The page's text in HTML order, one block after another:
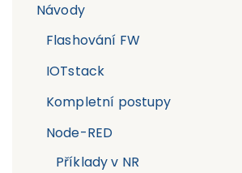
Návody
Flashování FW
IOTstack
Kompletní postupy
Node-RED
Příklady v NR